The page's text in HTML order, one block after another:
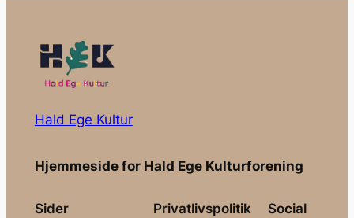
Hald Ege Kultur
Hjemmeside for Hald Ege Kulturforening
Sider Privatlivspolitik Social